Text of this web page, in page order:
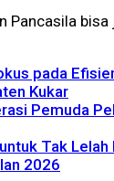
Pancasila
pada
Kukar
Pemuda
Tak Lelah
2026